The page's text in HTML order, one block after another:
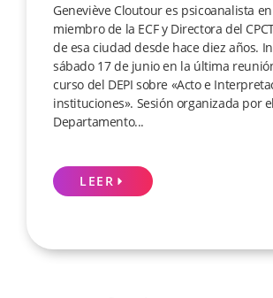
Geneviève Cloutour es psicoanalista
miembro de la ECF y Directora del
de esa ciudad desde hace diez años.
sábado 17 de junio en la última
curso del DEPI sobre «Acto e
instituciones». Sesión organizada por el
Departamento...
LEER